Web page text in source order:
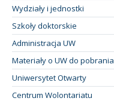
Wydziały i jednostki
Szkoły doktorskie
Administracja UW
Materiały o UW do pobrania
Uniwersytet Otwarty
Centrum Wolontariatu